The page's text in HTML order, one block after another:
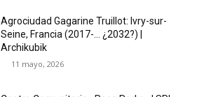
Agrociudad Gagarine Truillot: Ivry-sur-
Seine, Francia (2017-… ¿2032?) |
Archikubik
11 mayo, 2026